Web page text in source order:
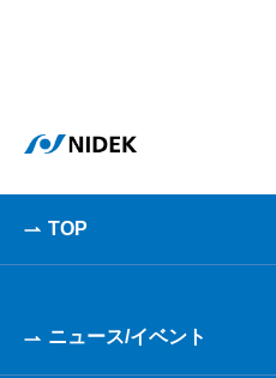
TOP
ニュース/イベント